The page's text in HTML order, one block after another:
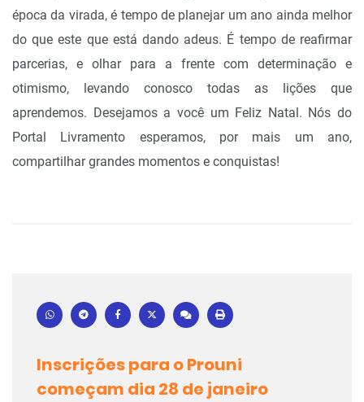
época da virada, é tempo de planejar um ano ainda melhor
do que este que está dando adeus. É tempo de reafirmar
parcerias, e olhar para a frente com determinação e
otimismo, levando conosco todas as lições que
aprendemos. Desejamos a você um Feliz Natal. Nós do
Portal Livramento esperamos, por mais um ano,
compartilhar grandes momentos e conquistas!
Inscrições para o Prouni
começam dia 28 de janeiro